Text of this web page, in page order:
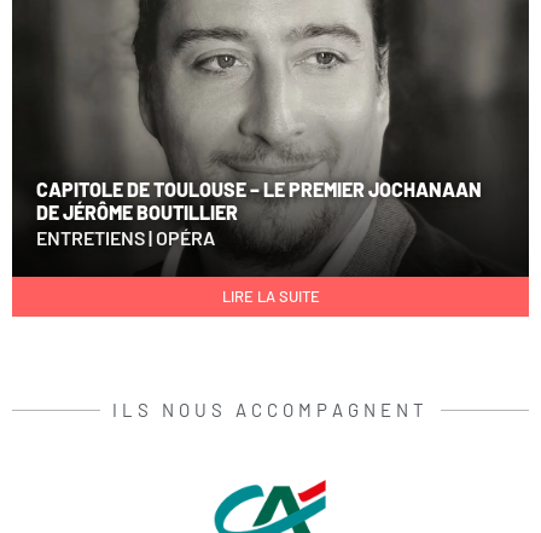
CAPITOLE DE TOULOUSE – LE PREMIER JOCHANAAN
DE JÉRÔME BOUTILLIER
ENTRETIENS|OPÉRA
LIRE LA SUITE
ILS NOUS ACCOMPAGNENT